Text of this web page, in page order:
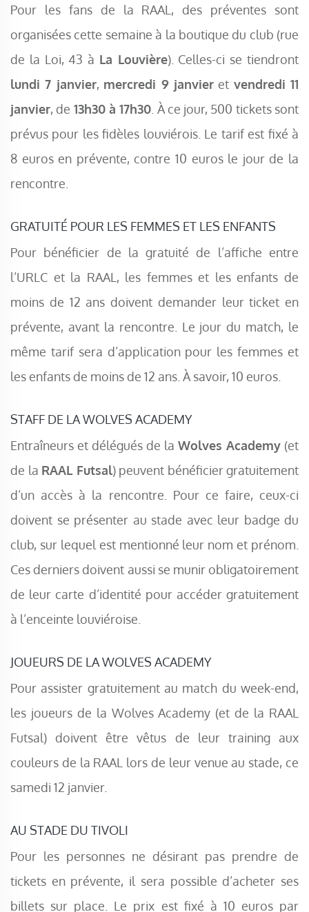
Pour les fans de la RAAL, des préventes sont
organisées cette semaine à la boutique du club (rue
de la Loi, 43 à La Louvière). Celles-ci se tiendront
lundi 7 janvier, mercredi 9 janvieret vendredi 11
janvier, de 13h30 à 17h30 . À ce jour, 500 tickets sont
prévus pour les fidèles louviérois. Le tarif est fixé à
8 euros en prévente, contre 10 euros le jour de la
rencontre.
GRATUITÉ POUR LES FEMMES ET LES ENFANTS
Pour bénéficier de la gratuité de l’affiche entre
l’URLC et la RAAL, les femmes et les enfants de
moins de 12 ans doivent demander leur ticket en
prévente, avant la rencontre. Le jour du match, le
même tarif sera d’application pour les femmes et
les enfants de moins de 12 ans. À savoir, 10 euros.
STAFF DE LA WOLVES ACADEMY
Entraîneurs et délégués de la Wolves Academy (et
de la RAAL Futsal) peuvent bénéficier gratuitement
d’un accès à la rencontre. Pour ce faire, ceux-ci
doivent se présenter au stade avec leur badge du
club, sur lequel est mentionné leur nom et prénom.
Ces derniers doivent aussi se munir obligatoirement
de leur carte d’identité pour accéder gratuitement
à l’enceinte louviéroise.
JOUEURS DE LA WOLVES ACADEMY
Pour assister gratuitement au match du week-end,
les joueurs de la Wolves Academy (et de la RAAL
Futsal) doivent être vêtus de leur training aux
couleurs de la RAAL lors de leur venue au stade, ce
samedi 12 janvier.
AU STADE DU TIVOLI
Pour les personnes ne désirant pas prendre de
tickets en prévente, il sera possible d’acheter ses
billets sur place. Le prix est fixé à 10 euros par